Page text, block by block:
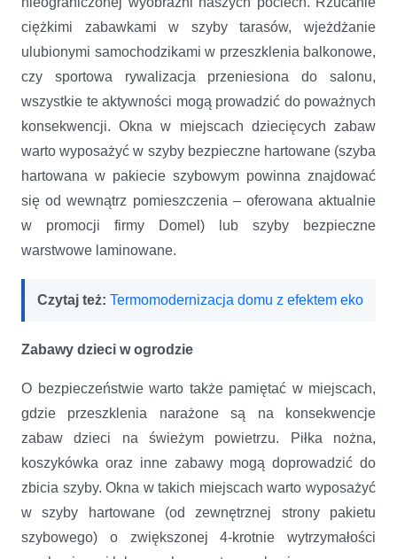
ciężkimi zabawkami w szyby tarasów, wjeżdżanie
ulubionymi samochodzikami w przeszklenia balkonowe,
czy sportowa rywalizacja przeniesiona do salonu,
wszystkie te aktywności mogą prowadzić do poważnych
konsekwencji. Okna w miejscach dziecięcych zabaw
warto wyposażyć w szyby bezpieczne hartowane (szyba
hartowana w pakiecie szybowym powinna znajdować
się od wewnątrz pomieszczenia – oferowana aktualnie
w promocji firmy Domel) lub szyby bezpieczne
warstwowe laminowane.
Czytaj też: Termomodernizacja domu z efektem eko
Zabawy dzieci w ogrodzie
O bezpieczeństwie warto także pamiętać w miejscach,
gdzie przeszklenia narażone są na konsekwencje
zabaw dzieci na świeżym powietrzu. Piłka nożna,
koszykówka oraz inne zabawy mogą doprowadzić do
zbicia szyby. Okna w takich miejscach warto wyposażyć
w szyby hartowane (od zewnętrznej strony pakietu
szybowego) o zwiększonej 4-krotnie wytrzymałości